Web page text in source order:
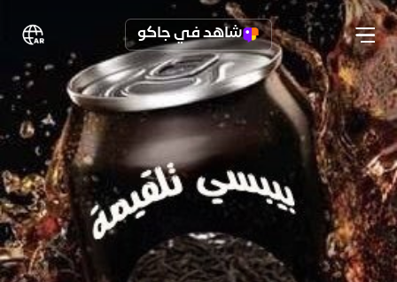
شاهد في جاكو